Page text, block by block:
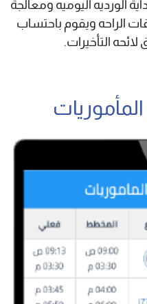
الورديه اليوميه ومعالجة
الراحه ويقوم باحتساب
التأخيرات.